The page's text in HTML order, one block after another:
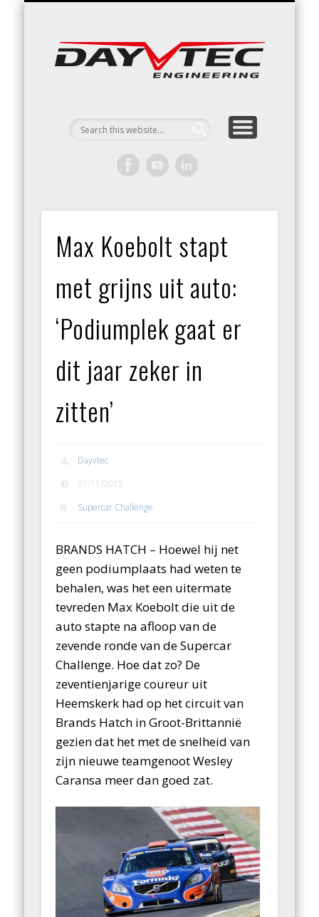
Max Koebolt stapt
met grijns uit auto:
‘Podiumplek gaat er
dit jaar zeker in
zitten’
Dayvtec
27/11/2015
Supercar Challenge
BRANDS HATCH – Hoewel hij net
geen podiumplaats had weten te
behalen, was het een uitermate
tevreden Max Koebolt die uit de
auto stapte na afloop van de
zevende ronde van de Supercar
Challenge. Hoe dat zo? De
zeventienjarige coureur uit
Heemskerk had op het circuit van
Brands Hatch in Groot-Brittannië
gezien dat het met de snelheid van
zijn nieuwe teamgenoot Wesley
Caransa meer dan goed zat.